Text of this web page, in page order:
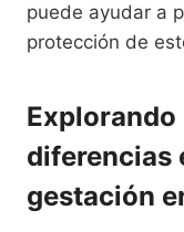
puede ayudar a
protección de
Explorando
diferencias
gestación